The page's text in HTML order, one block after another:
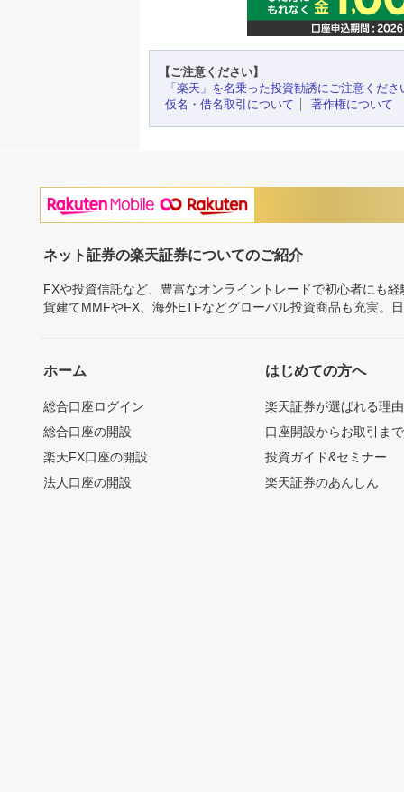
【ご注意ください】
「楽天」を名乗った投資勧誘にご注意くださ
仮名・借名取引について
著作権について
ネット証券の楽天証券についてのご紹介
FXや投資信託など、豊富なオンライントレードで初心者にも
貨建てMMFやFX、海外ETFなどグローバル投資商品も充実。
ホーム
総合口座ログイン
総合口座の開設
楽天FX口座の開設
法人口座の開設
はじめての方へ
楽天証券が選ばれる理由
口座開設からお取引ま
投資ガイド&セミナー
楽天証券のあんしん